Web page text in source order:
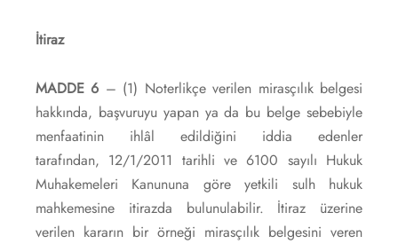
İtiraz
MADDE 6 – (1) Noterlikçe verilen mirasçılık belgesi
hakkında, başvuruyu yapan ya da bu belge sebebiyle
menfaatinin ihlâl edildiğini iddia edenler
tarafından, 12/1/2011 tarihli ve 6100 sayılı Hukuk
Muhakemeleri Kanununa göre yetkili sulh hukuk
mahkemesine itirazda bulunulabilir. İtiraz üzerine
verilen kararın bir örneği mirasçılık belgesini veren